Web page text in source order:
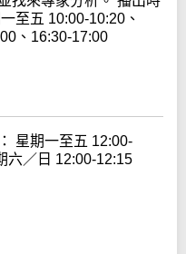
至五 10:00-10:20、
、16:30-17:00
星期一至五 12:00-
六／日 12:00-12:15